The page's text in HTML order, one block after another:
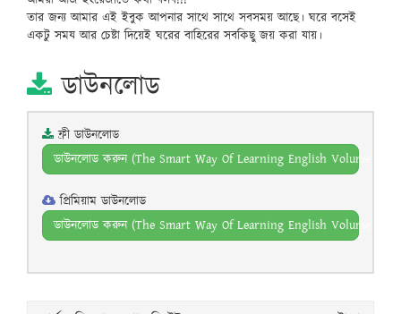
তার জন্য আমার এই ইবুক আপনার সাথে সাথে সবসময় আছে। ঘরে বসেই
একটু সময আর চেষ্টা দিয়েই ঘরের বাহিরের সবকিছু জয় করা যায়।
ডাউনলোড
ফ্রী ডাউনলোড
ডাউনলোড করুন (The Smart Way Of Learning English Volume
প্রিমিয়াম ডাউনলোড
ডাউনলোড করুন (The Smart Way Of Learning English Volume